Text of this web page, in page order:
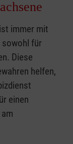
Sie sich
940 oder
Unsere
weitere
Mitarbeit
werden
an
zu können
zu
für Ihre
nützt.
Hilfe.
immer mit
sowohl für
Diese
helfen,
einen